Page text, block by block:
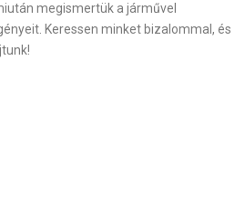
megismertük a járművel
Keressen minket bizalommal, és